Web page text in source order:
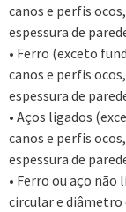
canos e perfis
espessura de
• Ferro (exceto
canos e perfis
espessura de
• Aços ligados
canos e perfis
espessura de
• Ferro ou aço
circular e diâmetro